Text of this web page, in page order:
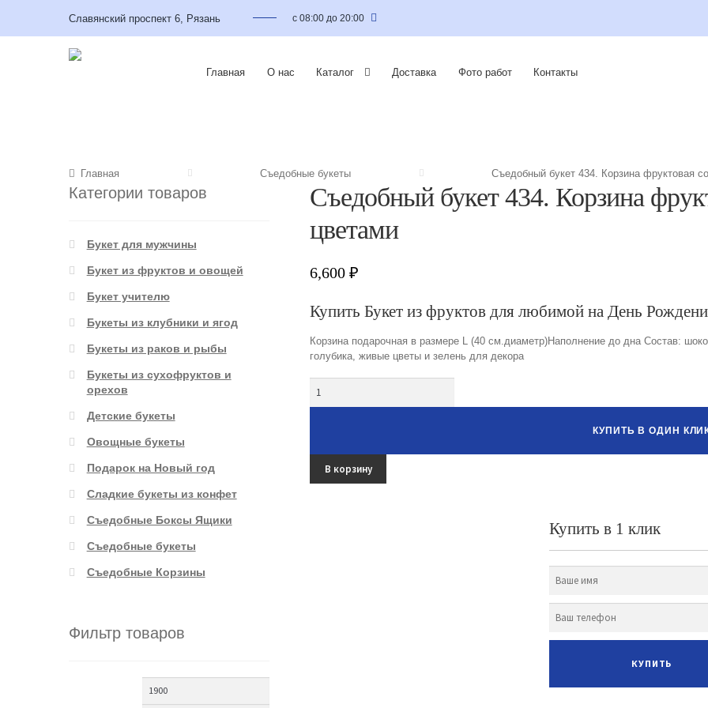
Славянский проспект 6, Рязань с 08:00 до 20:00
Главная О нас Каталог Доставка Фото работ Контакты
Главная Съедобные букеты Съедобный букет 434. Корзина фруктовая
Съедобный букет 434. Корзина
цветами
6,600₽
Купить Букет из фруктов для любимой на День
Корзина подарочная в размере L (40 см.диаметр)Наполнение до дна Состав:
голубика, живые цветы и зелень для декора
КУПИТЬ В ОДИН
В корзину
Купить в 1 клик
Категории товаров
Букет для мужчины
Букет из фруктов и овощей
Букет учителю
Букеты из клубники и ягод
Букеты из раков и рыбы
Букеты из сухофруктов и
орехов
Детские букеты
Овощные букеты
Подарок на Новый год
Сладкие букеты из конфет
Съедобные Боксы Ящики
Съедобные букеты
Съедобные Корзины
Фильтр товаров